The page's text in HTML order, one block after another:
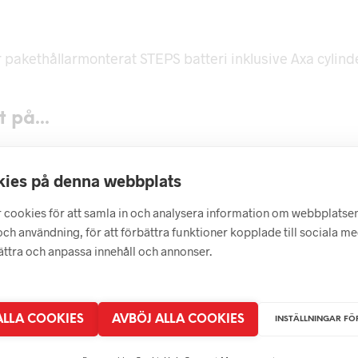
på denna webbplats
cookies för att samla in och analysera information om
användning, för att förbättra funktioner kopplade till sociala
och anpassa innehåll och annonser.
COOKIES AVBÖJ ALLA COOKIES INSTÄLLNINGAR
STEPS batteri inklusive Axa
på...
399
LÄGG I VARUKORG
LÄGG I VARUKORG
VÄLJ